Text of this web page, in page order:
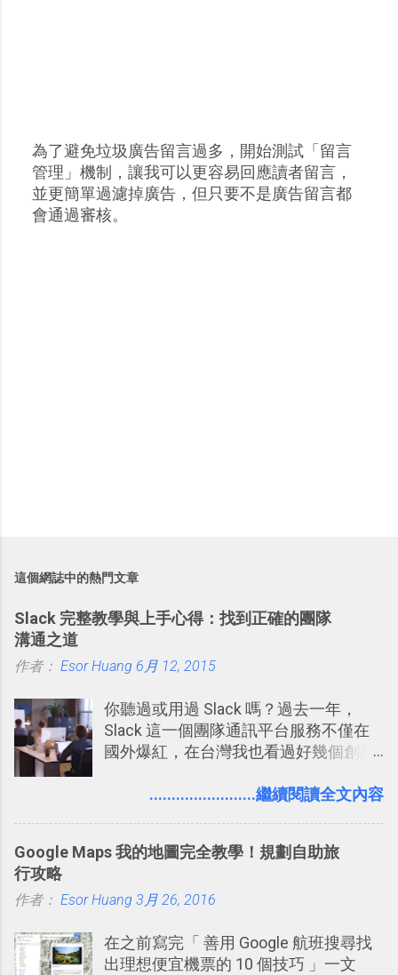
張
貼
留
為了避免垃圾廣告留言過多，開始測試「留言
管理」機制，讓我可以更容易回應讀者留言，
並更簡單過濾掉廣告，但只要不是廣告留言都
會通過審核。
這個網誌中的熱門文章
Slack 完整教學與上手心得：找到正確的團隊
溝通之道
作者： Esor Huang 6月 12, 2015
你聽過或用過 Slack 嗎？過去一年，
Slack 這一個團隊通訊平台服務不僅在
國外爆紅，在台灣我也看過好幾個創業
理，到底 Slack 有什麼魅力？它是不是
有機會在一個專案合作中使用了 Slack
點： 1. 「 很有趣 」： Slack 裡擁有跟
聊天打屁、傳送有趣影音圖文的功能。
2. 「 有效率 」：但是 Slack 的頻道、群
........................繼續閱讀全文內容
Google Maps 我的地圖完全教學！規劃自助旅
行攻略
作者： Esor Huang 3月 26, 2016
在之前寫完「 善用 Google 航班搜尋找
出理想便宜機票的 10 個技巧 」一文